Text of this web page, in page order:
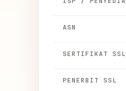
ASN
SERTIFIKAT SSL
PENERBIT SSL